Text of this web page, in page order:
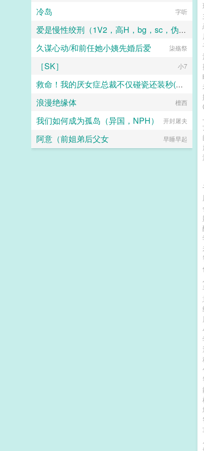
河神吃肉
冷岛 字听
爱是慢性绞刑（1V2，高H，bg，sc，伪骨科）
龙华
久谋心动/和前任她小姨先婚后爱 柒殇祭
［SK］ 小7
救命！我的厌女症总裁不仅碰瓷还装秒(调教高H 1v1)
连山会
浪漫绝缘体 檀西
我们如何成为孤岛（异国，NPH） 开封屠夫
阿意（前姐弟后父女 早睡早起